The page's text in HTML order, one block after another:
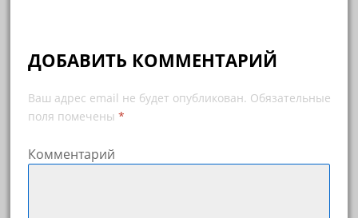
ДОБАВИТЬ КОММЕНТАРИЙ
Ваш адрес email не будет опубликован. Обязательные
поля помечены *
Комментарий